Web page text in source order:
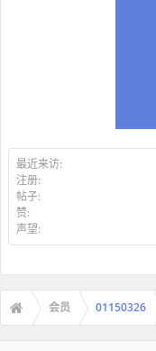
最近来访:
注册:
帖子:
赞:
声望:
会员 01150326